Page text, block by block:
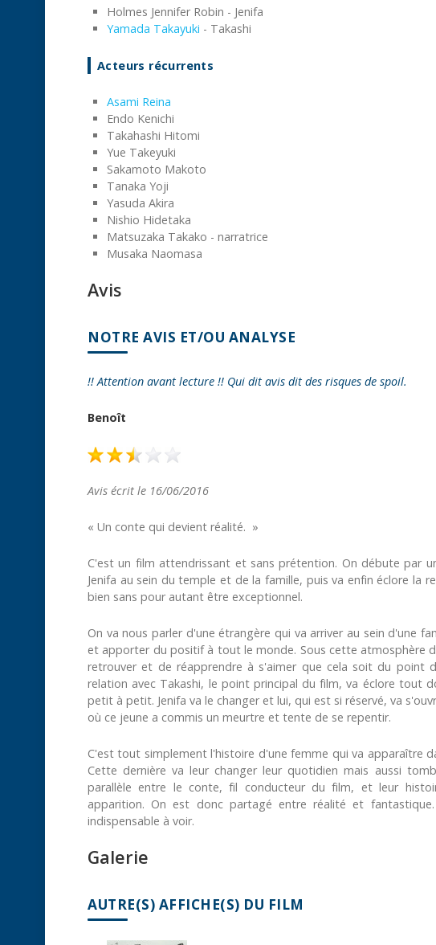
Holmes Jennifer Robin - Jenifa
Yamada Takayuki - Takashi
Acteurs récurrents
Asami Reina
Endo Kenichi
Takahashi Hitomi
Yue Takeyuki
Sakamoto Makoto
Tanaka Yoji
Yasuda Akira
Nishio Hidetaka
Matsuzaka Takako - narratrice
Musaka Naomasa
Avis
NOTRE AVIS ET/OU ANALYSE
!! Attention avant lecture !! Qui dit avis dit des risques de spoil.
Benoît
Avis écrit le 16/06/2016
« Un conte qui devient réalité. »
C'est un film attendrissant et sans prétention. On débute par
Jenifa au sein du temple et de la famille, puis va enfin éclore la
bien sans pour autant être exceptionnel.
On va nous parler d'une étrangère qui va arriver au sein d'une
et apporter du positif à tout le monde. Sous cette atmosphère
retrouver et de réapprendre à s'aimer que cela soit du point
relation avec Takashi, le point principal du film, va éclore tout
petit à petit. Jenifa va le changer et lui, qui est si réservé, va
où ce jeune a commis un meurtre et tente de se repentir.
C'est tout simplement l'histoire d'une femme qui va apparaître
Cette dernière va leur changer leur quotidien mais aussi
parallèle entre le conte, fil conducteur du film, et leur
apparition. On est donc partagé entre réalité et
indispensable à voir.
Galerie
AUTRE(S) AFFICHE(S) DU FILM